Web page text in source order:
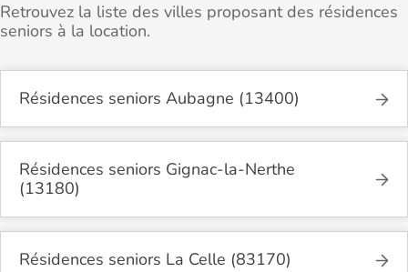
Retrouvez la liste des villes proposant des résidences
seniors à la location.
Résidences seniors Aubagne (13400)
Résidences seniors Gignac-la-Nerthe
(13180)
Résidences seniors La Celle (83170)